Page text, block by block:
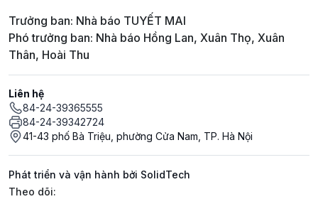
Trưởng ban: Nhà báo TUYẾT MAI
Phó trưởng ban: Nhà báo Hồng Lan, Xuân Thọ, Xuân
Thân, Hoài Thu
Liên hệ
84-24-39365555
84-24-39342724
41-43 phố Bà Triệu, phường Cửa Nam, TP. Hà Nội
Phát triển và vận hành bởi SolidTech
Mạng xã hội
Theo dõi: